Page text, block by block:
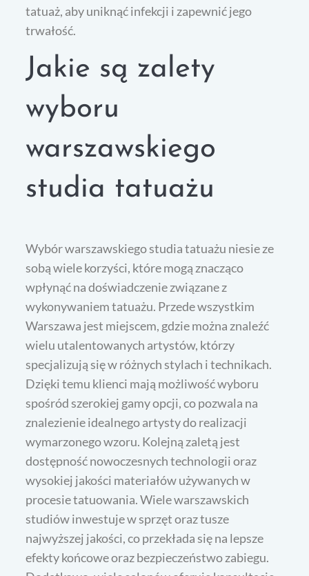
tatuaż, aby uniknąć infekcji i zapewnić jego
trwałość.
Jakie są zalety
wyboru
warszawskiego
studia tatuażu
Wybór warszawskiego studia tatuażu niesie ze
sobą wiele korzyści, które mogą znacząco
wpłynąć na doświadczenie związane z
wykonywaniem tatuażu. Przede wszystkim
Warszawa jest miejscem, gdzie można znaleźć
wielu utalentowanych artystów, którzy
specjalizują się w różnych stylach i technikach.
Dzięki temu klienci mają możliwość wyboru
spośród szerokiej gamy opcji, co pozwala na
znalezienie idealnego artysty do realizacji
wymarzonego wzoru. Kolejną zaletą jest
dostępność nowoczesnych technologii oraz
wysokiej jakości materiałów używanych w
procesie tatuowania. Wiele warszawskich
studiów inwestuje w sprzęt oraz tusze
najwyższej jakości, co przekłada się na lepsze
efekty końcowe oraz bezpieczeństwo zabiegu.